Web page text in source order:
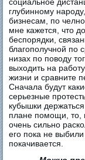
глубинному
бизнесам, по
мне кажется, что
беспорядки,
благополучной по
низах по поводу
выходить на
жизни и сравните
Сначала будут
серьезные
кубышки
плане помощи, то,
очень сильно
его пока не
покачивается.